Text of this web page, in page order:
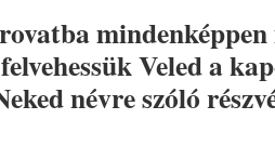
Veled a
névre szóló